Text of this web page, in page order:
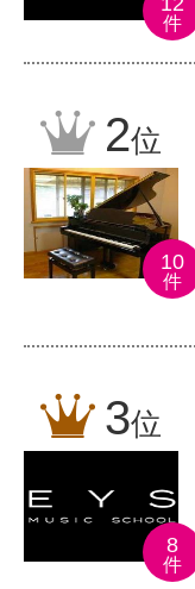
件
2位
10
件
3位
8
件